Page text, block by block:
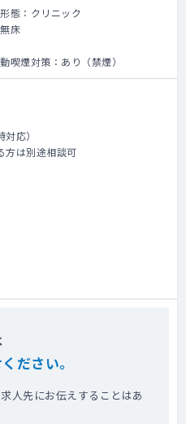
態：クリニック
床
喫煙対策：あり（禁煙）
応）
方は別途相談可
ださい。
人先にお伝えすることはあ